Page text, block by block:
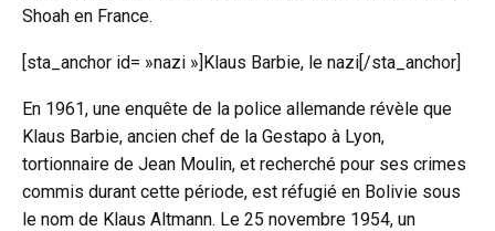
Shoah en France.
[sta_anchor id= »nazi »]Klaus Barbie, le nazi[/sta_anchor]
En 1961, une enquête de la police allemande révèle que
Klaus Barbie, ancien chef de la Gestapo à Lyon,
tortionnaire de Jean Moulin, et recherché pour ses crimes
commis durant cette période, est réfugié en Bolivie sous
le nom de Klaus Altmann. Le 25 novembre 1954, un